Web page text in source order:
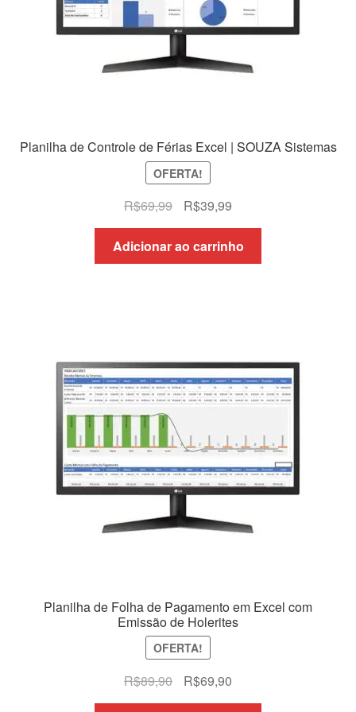
Planilha de Controle de Férias Excel | SOUZA Sistemas
OFERTA!
R$69,99
O
preço
original
era:
R$39,99O
preço
atual
é:
Adicionar ao carrinho
Planilha de Folha de Pagamento em Excel com
Emissão de Holerites
OFERTA!
R$89,90
O
preço
R$69,90O
preço